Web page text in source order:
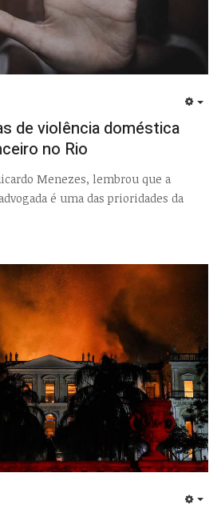
de violência doméstica
no Rio
Menezes, lembrou que a
é uma das prioridades da